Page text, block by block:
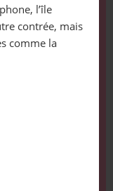
l’île
contrée, mais
comme la